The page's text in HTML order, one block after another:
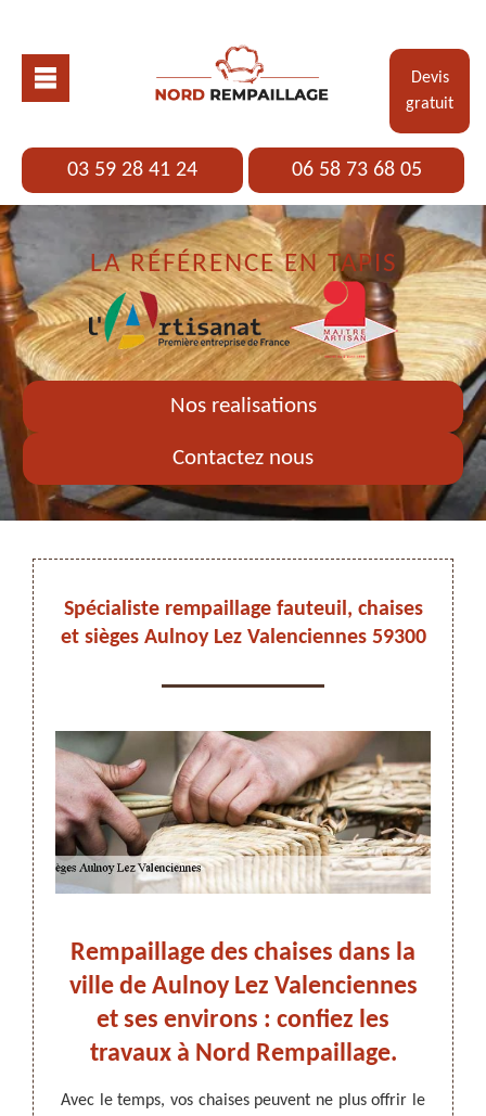
Devis
gratuit
03 59 28 41 24 06 58 73 68 05
LA RÉFÉRENCE EN TAPIS
Nos realisations
Contactez nous
ARTISAN DEZITTER , REMPAILLAGE -
Spécialiste rempaillage fauteuil, chaises
et sièges Aulnoy Lez Valenciennes 59300
!
Rempaillage des chaises dans la
ville de Aulnoy Lez Valenciennes
et ses environs : confiez les
travaux à Nord Rempaillage.
Avec le temps, vos chaises peuvent ne plus offrir le
Les